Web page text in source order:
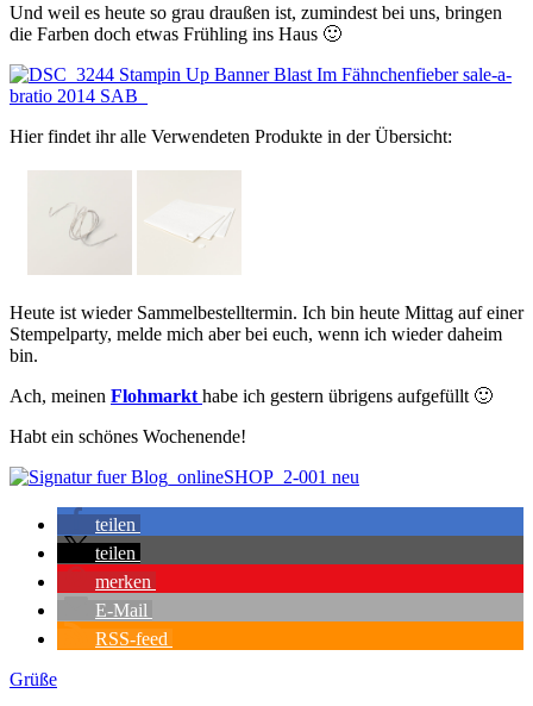
Und weil es heute so grau draußen ist, zumindest bei uns, bringen
die Farben doch etwas Frühling ins Haus 🙂
Hier findet ihr alle Verwendeten Produkte in der Übersicht:
Heute ist wieder Sammelbestelltermin. Ich bin heute Mittag auf einer
Stempelparty, melde mich aber bei euch, wenn ich wieder daheim
bin.
Ach, meinen Flohmarkt habe ich gestern übrigens aufgefüllt 🙂
Habt ein schönes Wochenende!
teilen
teilen
merken
E-Mail
RSS-feed
Grüße